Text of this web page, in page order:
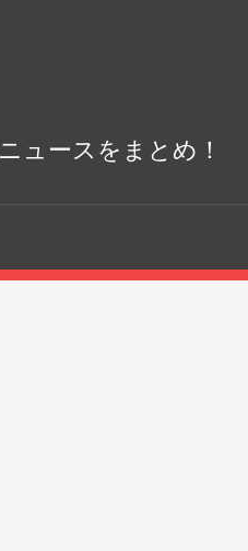
ュースをまとめ！